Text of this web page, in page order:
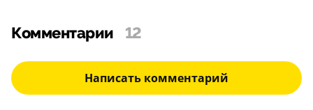
Комментарии 12
Написать комментарий